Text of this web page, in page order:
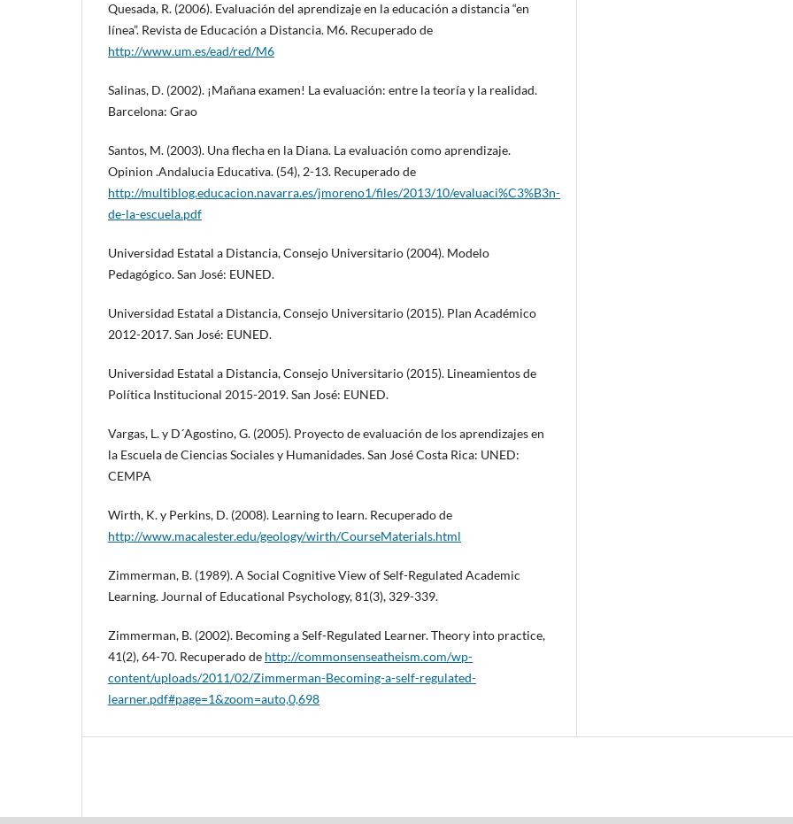
Quesada, R. (2006). Evaluación del aprendizaje en la educación a distancia “en
línea”. Revista de Educación a Distancia. M6. Recuperado de
http://www.um.es/ead/red/M6
Salinas, D. (2002). ¡Mañana examen! La evaluación: entre la teoría y la realidad.
Barcelona: Grao
Santos, M. (2003). Una flecha en la Diana. La evaluación como aprendizaje.
Opinion .Andalucia Educativa. (54), 2-13. Recuperado de
http://multiblog.educacion.navarra.es/jmoreno1/files/2013/10/evaluaci%C3%B3n-
de-la-escuela.pdf
Universidad Estatal a Distancia, Consejo Universitario (2004). Modelo
Pedagógico. San José: EUNED.
Universidad Estatal a Distancia, Consejo Universitario (2015). Plan Académico
2012-2017. San José: EUNED.
Universidad Estatal a Distancia, Consejo Universitario (2015). Lineamientos de
Política Institucional 2015-2019. San José: EUNED.
Vargas, L. y D´Agostino, G. (2005). Proyecto de evaluación de los aprendizajes en
la Escuela de Ciencias Sociales y Humanidades. San José Costa Rica: UNED:
CEMPA
Wirth, K. y Perkins, D. (2008). Learning to learn. Recuperado de
http://www.macalester.edu/geology/wirth/CourseMaterials.html
Zimmerman, B. (1989). A Social Cognitive View of Self-Regulated Academic
Learning. Journal of Educational Psychology, 81(3), 329-339.
Zimmerman, B. (2002). Becoming a Self-Regulated Learner. Theory into practice,
41(2), 64-70. Recuperado de http://commonsenseatheism.com/wp-
content/uploads/2011/02/Zimmerman-Becoming-a-self-regulated-
learner.pdf#page=1&zoom=auto,0,698